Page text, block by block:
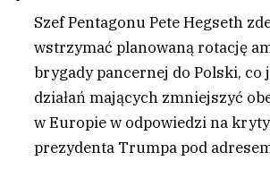
Szef Pentagonu Pete Hegseth
wstrzymać planowaną rotację
brygady pancernej do Polski, co
działań mających zmniejszyć
w Europie w odpowiedzi na
prezydenta Trumpa pod